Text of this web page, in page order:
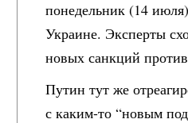
понедельник (14
Украине. Эксперты
новых санкций
Путин тут же
с каким-то “новым